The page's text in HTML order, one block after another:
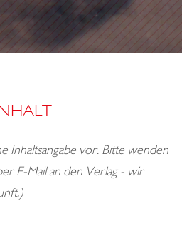
nN
Inhaltsangabe vor. Bitte wenden
E-Mail an den Verlag - wir